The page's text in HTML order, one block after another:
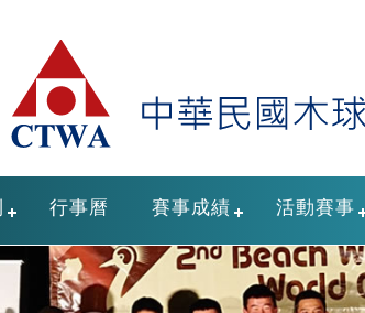
行事曆 賽事成績 活動賽事